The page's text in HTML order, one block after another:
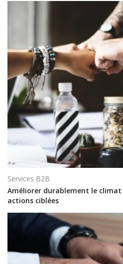
Services B2B
Améliorer durablement le
actions ciblées